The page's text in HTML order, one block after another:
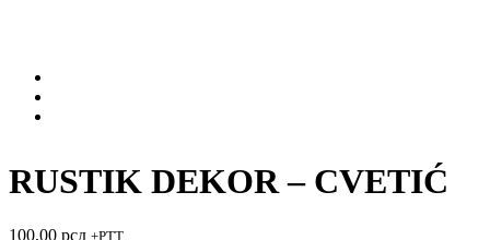
RUSTIK DEKOR – CVETIĆ
100,00 рсд +PTT